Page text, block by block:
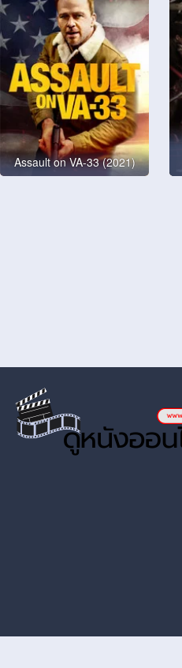
Assault on VA-33 (2021)